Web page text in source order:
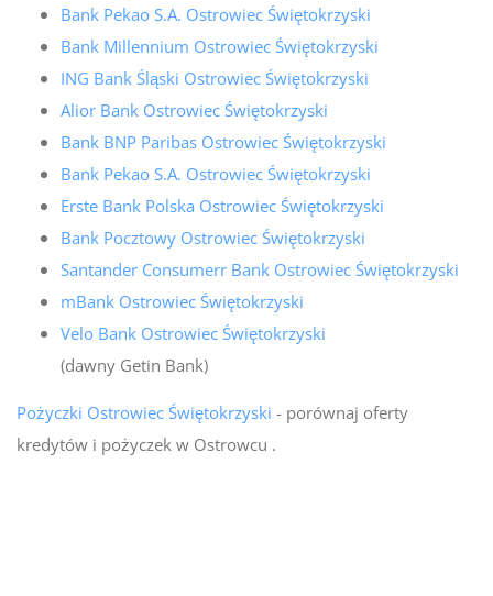
Bank Pekao S.A. Ostrowiec Świętokrzyski
Bank Millennium Ostrowiec Świętokrzyski
ING Bank Śląski Ostrowiec Świętokrzyski
Alior Bank Ostrowiec Świętokrzyski
Bank BNP Paribas Ostrowiec Świętokrzyski
Bank Pekao S.A. Ostrowiec Świętokrzyski
Erste Bank Polska Ostrowiec Świętokrzyski
Bank Pocztowy Ostrowiec Świętokrzyski
Santander Consumerr Bank Ostrowiec Świętokrzyski
mBank Ostrowiec Świętokrzyski
Velo Bank Ostrowiec Świętokrzyski
(dawny Getin Bank)
Pożyczki Ostrowiec Świętokrzyski - porównaj oferty
kredytów i pożyczek w Ostrowcu .